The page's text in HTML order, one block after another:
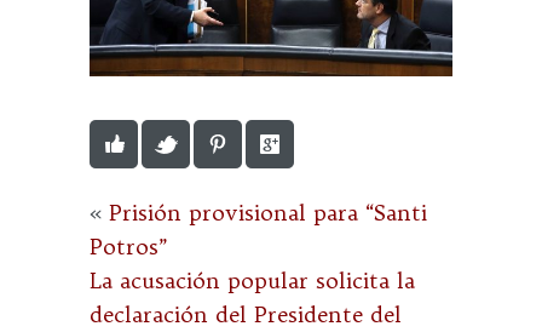
« Prisión provisional para “Santi
Potros”
La acusación popular solicita la
declaración del Presidente del